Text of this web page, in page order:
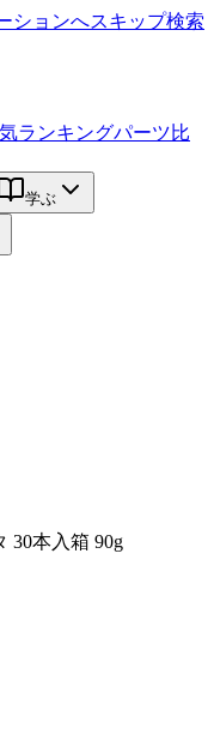
ションへスキップ検索
ランキングパーツ比
学ぶ
30本入箱 90g